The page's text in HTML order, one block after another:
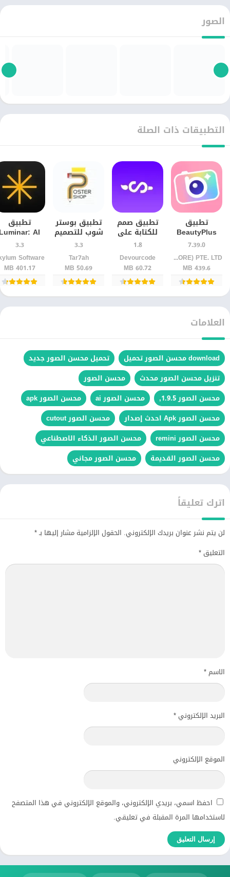
الصور
التطبيقات ذات الصلة
تطبيق
BeautyPlus
للرتوش
والفلاتر على
الهاتف
7.39.0
PIXOCIAL TECHNOLOGY (SINGAPORE) PTE. LTD.
439.6 MB
تطبيق صمم
للكتابة على
الصور
والتصميم
للأندرويد –
محرر صور
احترافي
1.8
Devourcode
60.72 MB
تطبيق بوستر
شوب للتصميم
والكتابة على
الصور –
للأندرويد
3.3
Tar7ah
50.69 MB
تطبيق
AI
Editor
للأندرويد
إصدار
3.3
Software
401.17 MB
العلامات
download محسن الصور تحميل
تحميل محسن الصور جديد
تنزيل محسن الصور محدث
محسن الصور
محسن الصور 1.9.5,
محسن الصور ai
محسن الصور apk
محسن الصور Apk احدث إصدار
محسن الصور cutout
محسن الصور remini
محسن الصور الذكاء الاصطناعي
محسن الصور القديمة
محسن الصور مجاني
اترك تعليقاً
لن يتم نشر عنوان بريدك الإلكتروني. الحقول الإلزامية مشار إليها بـ*
التعليق *
الاسم*
البريد الإلكتروني *
الموقع الإلكتروني
احفظ اسمي، بريدي الإلكتروني، والموقع الإلكتروني في هذا المتصفح
لاستخدامها المرة المقبلة في تعليقي.